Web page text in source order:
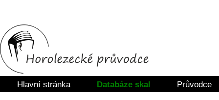
Hlavní stránka Databáze skal Průvodce